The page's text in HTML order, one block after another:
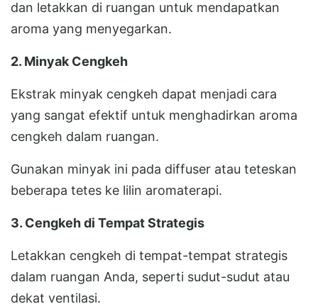
dan letakkan di ruangan untuk mendapatkan
aroma yang menyegarkan.
2. Minyak Cengkeh
Ekstrak minyak cengkeh dapat menjadi cara
yang sangat efektif untuk menghadirkan aroma
cengkeh dalam ruangan.
Gunakan minyak ini pada diffuser atau teteskan
beberapa tetes ke lilin aromaterapi.
3. Cengkeh di Tempat Strategis
Letakkan cengkeh di tempat-tempat strategis
dalam ruangan Anda, seperti sudut-sudut atau
dekat ventilasi.